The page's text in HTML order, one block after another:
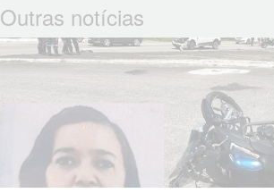
Outras notícias